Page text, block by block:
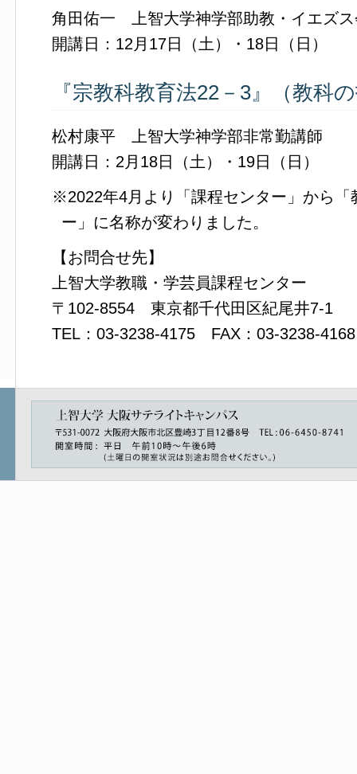
角田佑一 上智大学神学部助教・イエズス
開講日：12月17日（土）・18日（日）
『宗教科教育法22－3』（教科
松村康平 上智大学神学部非常勤講師
開講日：2月18日（土）・19日（日）
※2022年4月より「課程センター」から「
ー」に名称が変わりました。
【お問合せ先】
上智大学教職・学芸員課程センター
〒102-8554 東京都千代田区紀尾井7-1
TEL：03-3238-4175 FAX：03-3238-4168